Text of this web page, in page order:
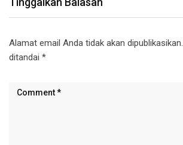
Alamat email Anda tidak akan dipublikasikan.
ditandai *